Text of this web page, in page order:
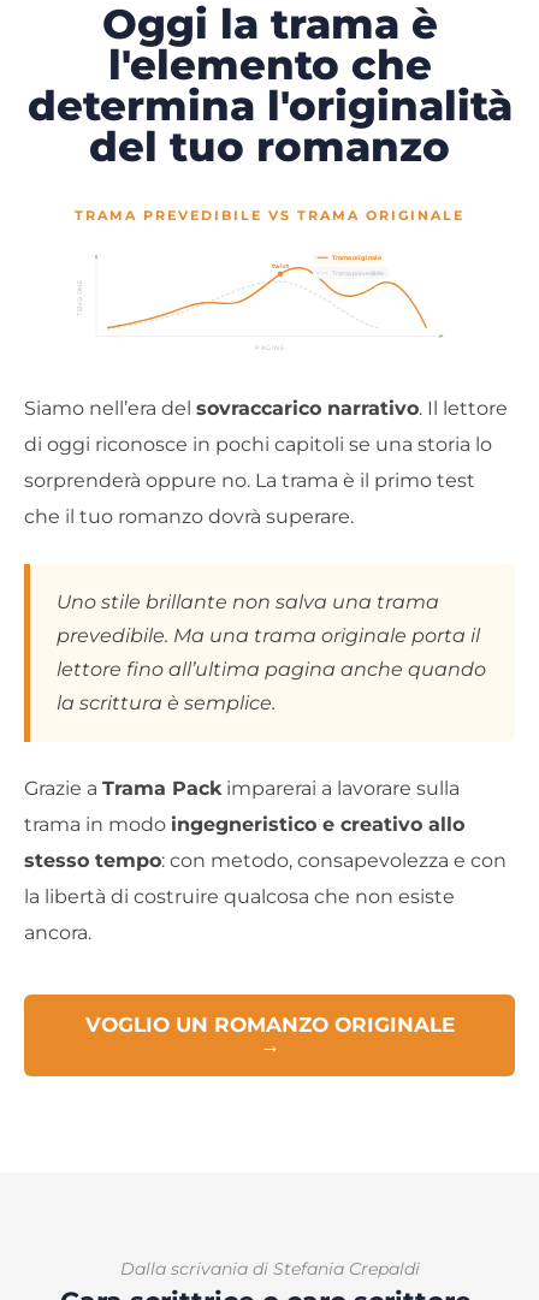
Oggi la trama è
l'elemento che
determina l'originalità
del tuo romanzo
TRAMA PREVEDIBILE VS TRAMA ORIGINALE
PAGINE
TENSIONE
twist
Trama originale
Trama prevedibile
Siamo nell’era del sovraccarico narrativo. Il lettore
di oggi riconosce in pochi capitoli se una storia lo
sorprenderà oppure no. La trama è il primo test
che il tuo romanzo dovrà superare.
Uno stile brillante non salva una trama
prevedibile. Ma una trama originale porta il
lettore fino all’ultima pagina anche quando
la scrittura è semplice.
Grazie a Trama Pack imparerai a lavorare sulla
trama in modo ingegneristico e creativo allo
stesso tempo: con metodo, consapevolezza e con
la libertà di costruire qualcosa che non esiste
ancora.
VOGLIO UN ROMANZO ORIGINALE
→
Dalla scrivania di Stefania Crepaldi